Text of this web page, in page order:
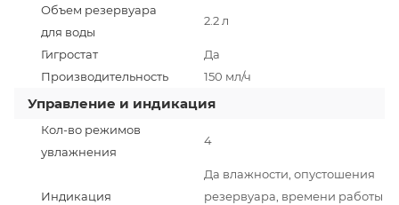
Объем резервуара
для воды
2.2 л
Гигростат
Да
Производительность
150 мл/ч
Управление и индикация
Кол-во режимов
увлажнения
4
Индикация
Да влажности, опустошения
резервуара, времени работы